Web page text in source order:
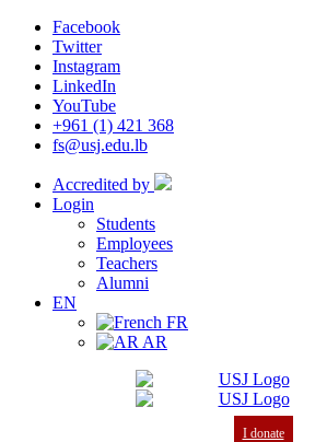
Facebook
Twitter
Instagram
LinkedIn
YouTube
+961 (1) 421 368
fs@usj.edu.lb
Accredited by
Login
Students
Employees
Teachers
Alumni
EN
FR
AR
I donate